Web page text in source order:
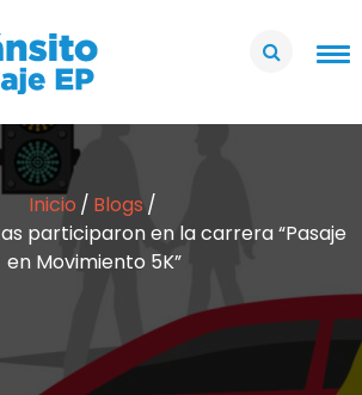
Inicio
Blogs
participaron en la carrera “Pasaje
en Movimiento 5K”